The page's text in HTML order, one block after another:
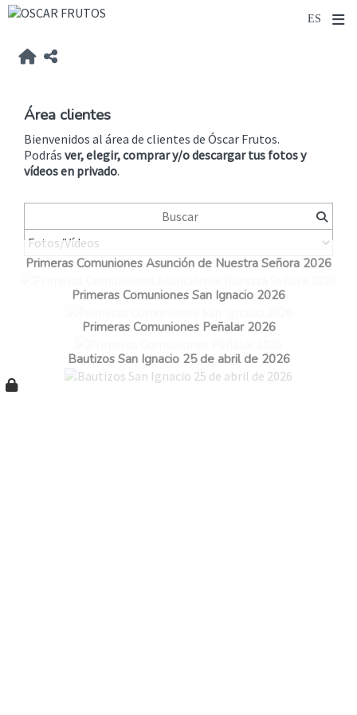
Área clientes
Bienvenidos al área de clientes de Óscar Frutos.
Podrás ver, elegir, comprar y/o descargar tus fotos y
vídeosen privado.
Primeras Comuniones Asunción de Nuestra Señora 2026
Primeras Comuniones San Ignacio 2026
Primeras Comuniones Peñalar 2026
Bautizos San Ignacio 25 de abril de 2026